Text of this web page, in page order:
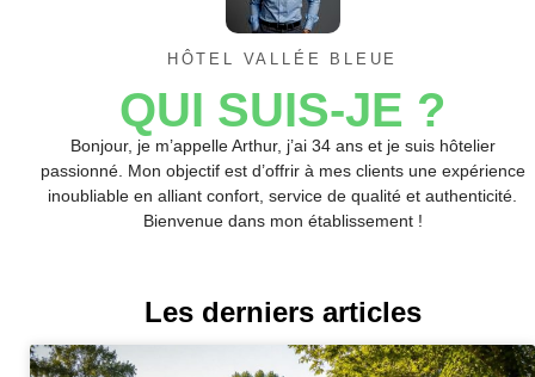
HÔTEL VALLÉE BLEUE
QUI SUIS-JE ?
Bonjour, je m’appelle Arthur, j’ai 34 ans et je suis hôtelier
passionné. Mon objectif est d’offrir à mes clients une expérience
inoubliable en alliant confort, service de qualité et authenticité.
Bienvenue dans mon établissement !
Les derniers articles